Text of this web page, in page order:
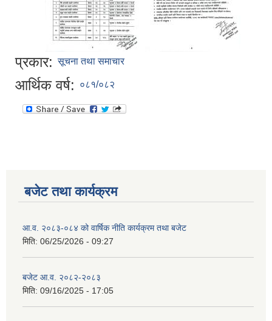
प्रकार: सूचना तथा समाचार
आर्थिक वर्ष: ०८१/०८२
बजेट तथा कार्यक्रम
आ.व. २०८३-०८४ को वार्षिक नीति कार्यक्रम तथा बजेट
मिति: 06/25/2026 - 09:27
बजेट आ.व. २०८२-२०८३
मिति: 09/16/2025 - 17:05